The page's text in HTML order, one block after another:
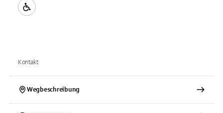
Kontakt
Wegbeschreibung